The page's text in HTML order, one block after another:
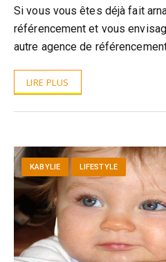
Si vous vous êtes déjà fait
référencement et vous
autre agence de
LIRE PLUS
KABYLIE LIFESTYLE